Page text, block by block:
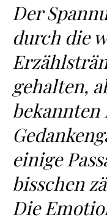
Der
durch die
gehalten,
einige
bisschen
Die